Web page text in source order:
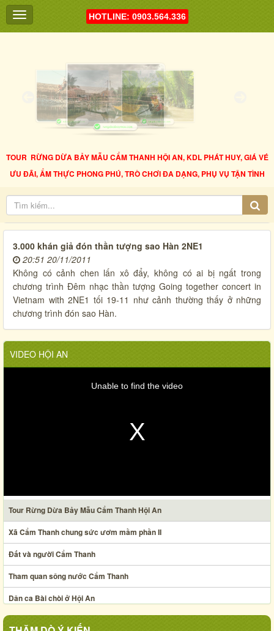
HOTLINE: 0903.564.336
TOUR RỪNG DỪA BẢY MẪU CẨM THANH HỘI AN, KDL PHÁT HUY, GIÁ VÉ
ƯU ĐÃI, ẨM THỰC PHONG PHÚ, TRÒ CHƠI ĐA DẠNG, PHỤ VỤ TẬN TÌNH
3.000 khán giả đón thần tượng sao Hàn 2NE1
20:51 20/11/2011
Không có cảnh chen lấn xô đẩy, không có ai bị ngất trong
chương trình Đêm nhạc thần tượng Going together concert in
Vietnam with 2NE1 tối 19-11 như cảnh thường thấy ở những
chương trình đón sao Hàn.
VIDEO HỘI AN
Unable to find the video
Tour Rừng Dừa Bảy Mẫu Cẩm Thanh Hội An
Xã Cẩm Thanh chung sức ươm mầm phần II
Đất và người Cẩm Thanh
Tham quan sông nước Cẩm Thanh
Dân ca Bài chòi ở Hội An